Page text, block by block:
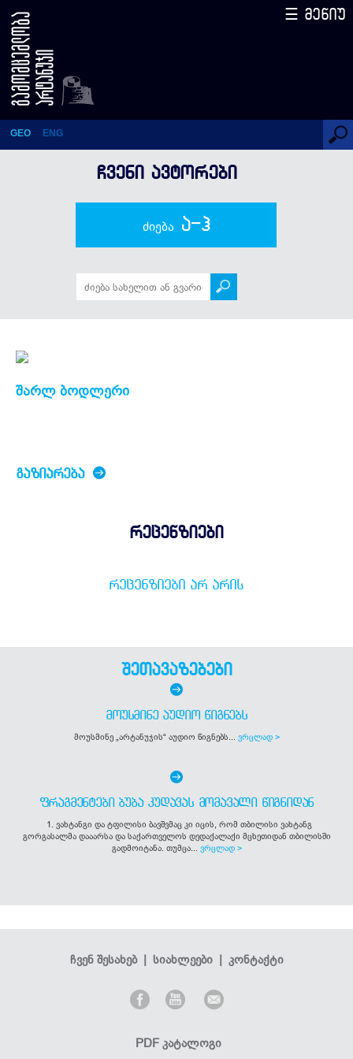
შარლ ბოდლერი
GEO ENG
☰ მენიუ
ᲩᲕᲔᲜᲘ ᲐᲕᲢᲝᲠᲔᲑᲘ
ძიება ა-ჰ
შარლ ბოდლერი
ᲒᲐᲖᲘᲐᲠᲔᲑᲐ
რეცენზიები
ᲠᲔᲪᲔᲜᲖᲘᲔᲑᲘ ᲐᲠ ᲐᲠᲘᲡ
შეთავაზებები
ᲛᲝᲣᲡᲛᲘᲜᲔ ᲐᲣᲓᲘᲝ ᲬᲘᲒᲜᲔᲑᲡ
მოუსმინე „არტანუჯის“ აუდიო წიგნებს... ვრცლად >
ᲤᲠᲐᲒᲛᲔᲜᲢᲔᲑᲘ ᲑᲣᲑᲐ ᲙᲣᲓᲐᲕᲐᲡ ᲛᲝᲛᲐᲕᲐᲚᲘ ᲬᲘᲒᲜᲘᲓᲐᲜ
1. ვახტანგი და ტფილისი ბავშვმაც კი იცის, რომ თბილისი ვახტანგ
გორგასალმა დააარსა და საქართველოს დედაქალაქი მცხეთიდან თბილისში
გადმოიტანა. თუმცა... ვრცლად >
ჩვენ შესახებ| სიახლეები| კონტაქტი
PDF კატალოგი